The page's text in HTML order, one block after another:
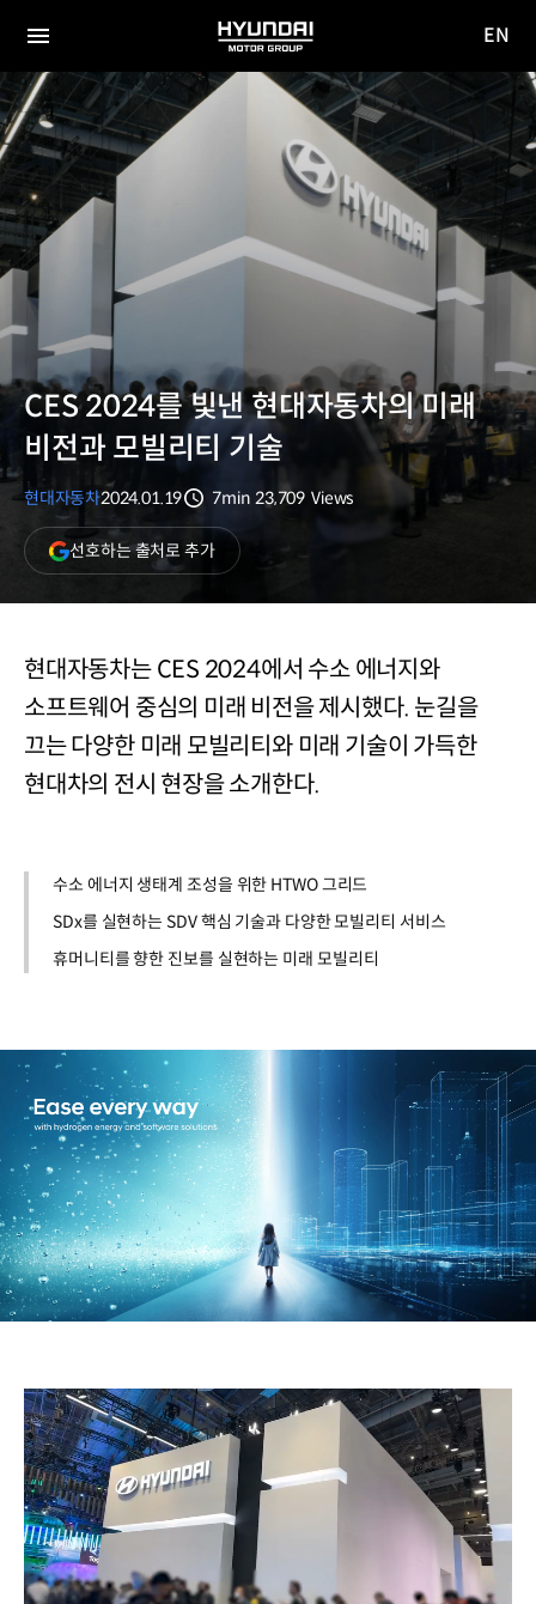
전체
메뉴
HYUNDAI
MOTOR
사이
이동
EN
CES 2024를 빛낸 현대자동차의 미래
비전과 모빌리티 기술
현대자동차2024.01.19
7min 23,709 Views
선호하는 출처로 추가(새
창
열림)
현대자동차는 CES 2024에서 수소 에너지와
소프트웨어 중심의 미래 비전을 제시했다. 눈길을
끄는 다양한 미래 모빌리티와 미래 기술이 가득한
현대차의 전시 현장을 소개한다.
수소 에너지 생태계 조성을 위한 HTWO 그리드
SDx를 실현하는 SDV 핵심 기술과 다양한 모빌리티 서비스
휴머니티를 향한 진보를 실현하는 미래 모빌리티